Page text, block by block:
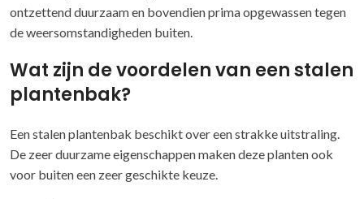
ontzettend duurzaam en bovendien prima opgewassen tegen
de weersomstandigheden buiten.
Wat zijn de voordelen van een stalen
plantenbak?
Een stalen plantenbak beschikt over een strakke uitstraling.
De zeer duurzame eigenschappen maken deze planten ook
voor buiten een zeer geschikte keuze.